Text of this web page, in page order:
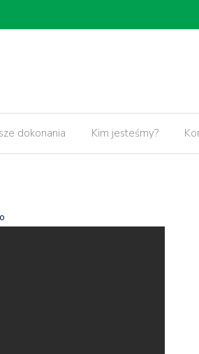
𝗼𝗿𝗮𝘇
dokonania Kim jesteśmy?